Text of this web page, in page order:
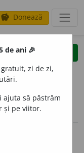
savings Donează
clear
opțiuni
de ani 🎉
zi de zi,
ajuta să păstrăm
și pe viitor.